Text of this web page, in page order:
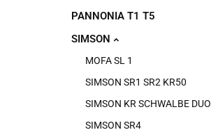
PANNONIA T1 T5
SIMSON
MOFA SL 1
SIMSON SR1 SR2 KR50
SIMSON KR SCHWALBE DUO
SIMSON SR4